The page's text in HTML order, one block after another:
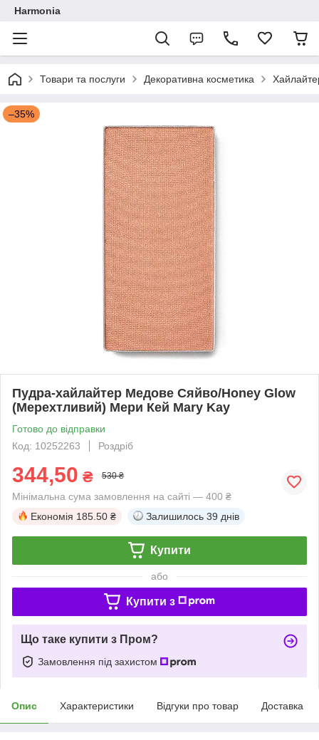
Harmonia
Товари та послуги Декоративна косметика
–35%
Пудра-хайлайтер Медове Сяйво/Honey Glow
(Мерехтливий) Мери Кей Mary Kay
Готово до відправки
Код: 10252263
Роздріб
344,50 ₴ 530 ₴
Мінімальна сума замовлення на сайті — 400 ₴
Економія 185.50 ₴ Залишилось 39 днів
Купити
або
Купити з
Що таке купити з Пром?
Замовлення під захистом
Опис Характеристики Відгуки про товар Доставка